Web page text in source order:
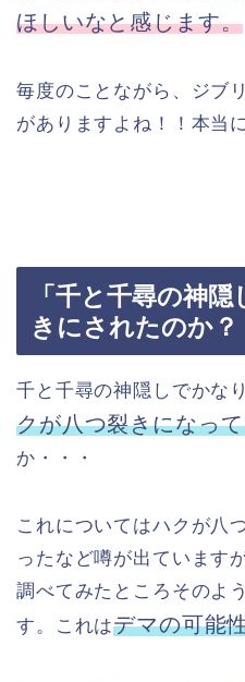
ほしいなと感じます。
毎度のことながら、ジブ
がありますよね！！本当
「千と千尋の神
きにされたのか？
千と千尋の神隠しでかな
クが八つ裂きになっ
か・・・
これについてはハクが八
ったなど噂が出ていますが
調べてみたところそのよ
す。これはデマの可能